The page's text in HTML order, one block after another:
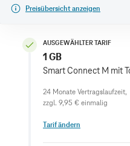
Preisübersicht anzeigen
AUSGEWÄHLTER TARIF
1 GB
Smart Connect M mit
zzgl. 9,95 € einmalig
Tarif ändern